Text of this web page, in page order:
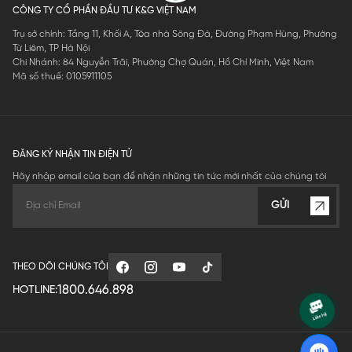
CÔNG TY CỔ PHẦN ĐẦU TƯ K&G VIỆT NAM
Trụ sở chính: Tầng 11, Khối A, Tòa nhà Sông Đà, Đường Phạm Hùng, Phường
Từ Liêm, TP Hà Nội
Chi Nhánh: 84 Nguyễn Trãi, Phường Chợ Quán, Hồ Chí Minh, Việt Nam
Mã số thuế: 0105911105
ĐĂNG KÝ NHẬN TIN ĐIỆN TỬ
Hãy nhập email của bạn để nhận những tin tức mới nhất của chúng tôi
GỬI
THEO DÕI CHÚNG TÔI
HOTLINE:1800.646.898